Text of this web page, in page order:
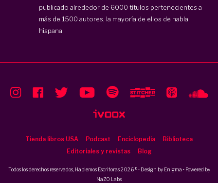
publicado alrededor de 6000 títulos pertenecientes a
más de 1500 autores, la mayoría de ellos de habla
hispana
Tienda libros USA Podcast Enciclopedia
Biblioteca
Editoriales y revistas
Blog
Todos los derechos reservados, Hablemos Escritoras 2026 ® • Design by Enigma • Powered by
NaZO Labs